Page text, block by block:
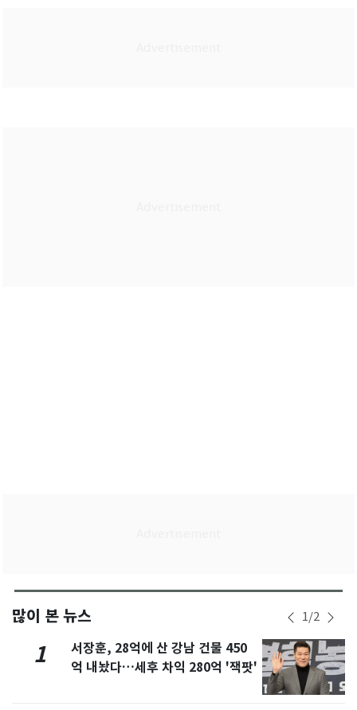
많이 본 뉴스 1/2
1
서장훈, 28억에 산 강남 건물 450
억 내놨다…세후 차익 280억 '잭팟'